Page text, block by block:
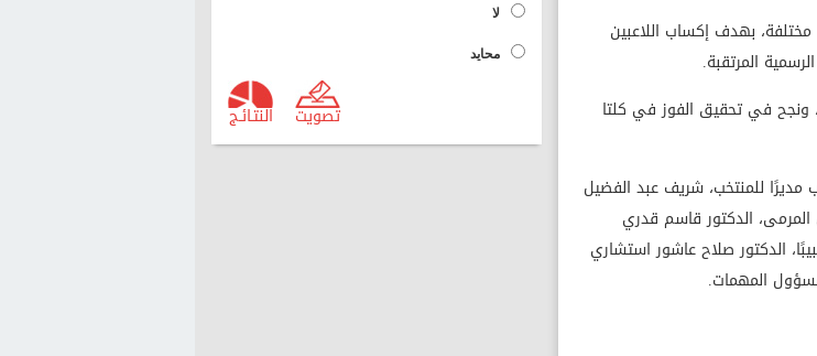
لا
محايد
النتـائـج تصويت
بهدف إكساب اللاعبين
المرتقبة.
ونجح في تحقيق الفوز في كلتا
مديرًا للمنتخب، شريف عبد الفضيل
المرمى، الدكتور قاسم قدري
الدكتور صلاح عاشور استشاري
المهمات.